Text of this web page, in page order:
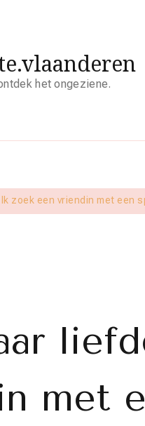
het ongeziene.
zoek een vriendin met een
met